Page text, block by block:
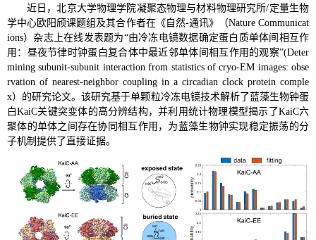
近日，北京大学物理学院凝聚态物理与材料物理研究所/定量生物
学中心欧阳颀课题组及其合作者在《自然-通讯》（Nature Communicat
ions）杂志上在线发表题为“由冷冻电镜数据确定蛋白质单体间相互作
用：昼夜节律时钟蛋白复合体中最近邻单体间相互作用的观察”(Deter
mining subunit-subunit interaction from statistics of cryo-EM images: obse
rvation of nearest-neighbor coupling in a circadian clock protein comple
x）的研究论文。该研究基于单颗粒冷冻电镜技术解析了蓝藻生物钟蛋
白KaiC关键突变体的高分辨结构，并利用统计物理模型揭示了KaiC六
聚体的单体之间存在协同相互作用，为蓝藻生物钟实现稳定振荡的分
子机制提供了直接证据。